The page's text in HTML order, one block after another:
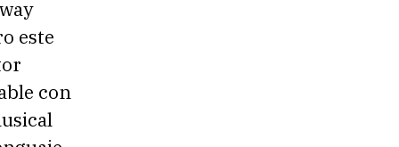
este
con